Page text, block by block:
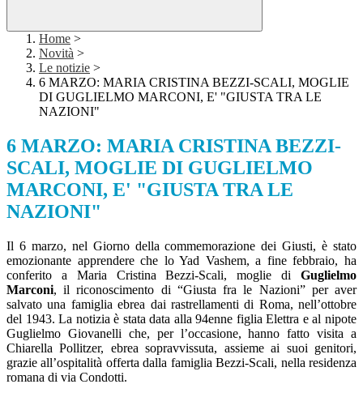
Home >
Novità >
Le notizie >
6 MARZO: MARIA CRISTINA BEZZI-SCALI, MOGLIE
DI GUGLIELMO MARCONI, E' "GIUSTA TRA LE
NAZIONI"
6 MARZO: MARIA CRISTINA BEZZI-
SCALI, MOGLIE DI GUGLIELMO
MARCONI, E' "GIUSTA TRA LE
NAZIONI"
Il 6 marzo, nel Giorno della commemorazione dei Giusti, è stato
emozionante apprendere che lo Yad Vashem, a fine febbraio, ha
conferito a Maria Cristina Bezzi-Scali, moglie di Guglielmo
Marconi, il riconoscimento di “Giusta fra le Nazioni” per aver
salvato una famiglia ebrea dai rastrellamenti di Roma, nell’ottobre
del 1943. La notizia è stata data alla 94enne figlia Elettra e al nipote
Guglielmo Giovanelli che, per l’occasione, hanno fatto visita a
Chiarella Pollitzer, ebrea sopravvissuta, assieme ai suoi genitori,
grazie all’ospitalità offerta dalla famiglia Bezzi-Scali, nella residenza
romana di via Condotti.